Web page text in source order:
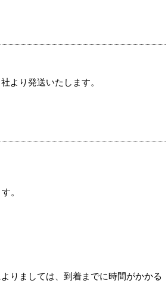
より発送いたします。
。
りましては、到着までに時間がかかる